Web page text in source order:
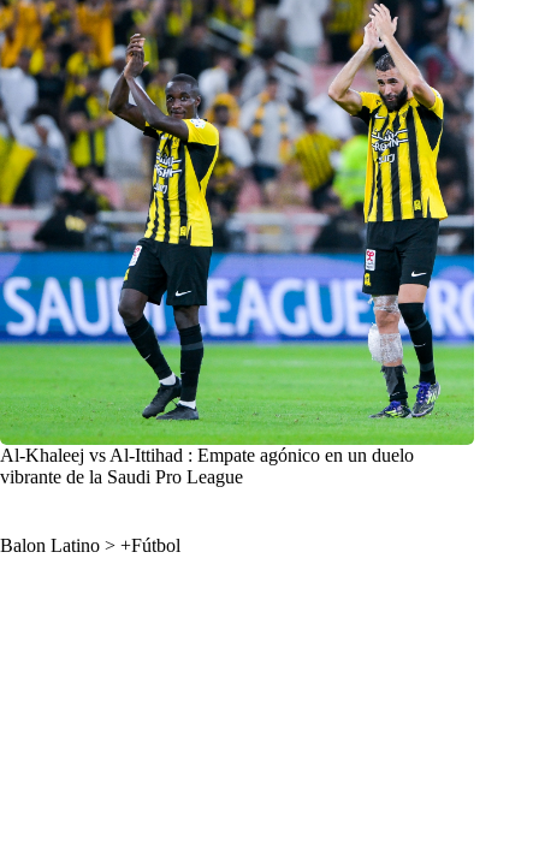
Al-Khaleej vs Al-Ittihad : Empate agónico en un duelo
vibrante de la Saudi Pro League
Balon Latino > +Fútbol